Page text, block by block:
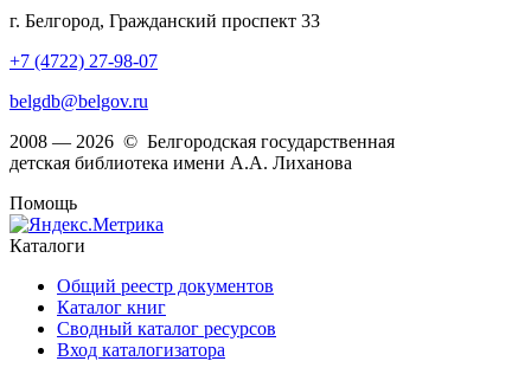
г. Белгород, Гражданский проспект 33
+7 (4722) 27-98-07
belgdb@belgov.ru
2008 — 2026 © Белгородская государственная
детская библиотека имени А.А. Лиханова
Помощь
Каталоги
Общий реестр документов
Каталог книг
Сводный каталог ресурсов
Вход каталогизатора